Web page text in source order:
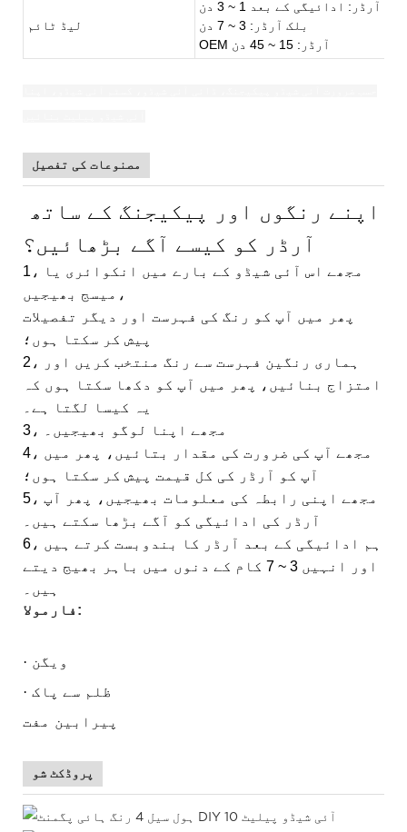
لیڈ ٹائم
آرڈر: ادائیگی کے بعد 1 ~ 3 دن
بلک آرڈر: 3 ~ 7 دن
OEM آرڈر: 15 ~ 45 دن
مصنوعات کی تفصیل
اپنے رنگوں اور پیکیجنگ کے ساتھ
آرڈر کو کیسے آگے بڑھائیں؟
1، مجھے اس آئی شیڈو کے بارے میں انکوائری یا
میسج بھیجیں،
پھر میں آپ کو رنگ کی فہرست اور دیگر تفصیلات
پیش کر سکتا ہوں؛
2، ہماری رنگین فہرست سے رنگ منتخب کریں اور
امتزاج بنائیں،
پھر میں آپ کو دکھا سکتا ہوں کہ
یہ کیسا لگتا ہے۔
3، مجھے اپنا لوگو بھیجیں۔
4، مجھے آپ کی ضرورت کی مقدار بتائیں، پھر میں
آپ کو آرڈر کی کل قیمت پیش کر سکتا ہوں؛
5، مجھے اپنی رابطہ کی معلومات بھیجیں، پھر آپ
آرڈر کی ادائیگی کو آگے بڑھا سکتے ہیں۔
6، ہم ادائیگی کے بعد آرڈر کا بندوبست کرتے ہیں
اور انہیں 3 ~ 7 کام کے دنوں میں باہر بھیج دیتے
ہیں۔
فارمولا:
· ویگن
· ظلم سے پاک
پیرابین مفت
پروڈکٹ شو